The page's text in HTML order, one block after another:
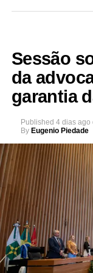
Sessão
da
garantia
Published 4 dias ago
By Eugenio Piedade